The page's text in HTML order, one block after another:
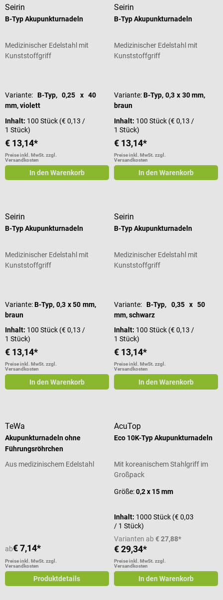
Seirin
B-Typ Akupunkturnadeln
Medizinischer Edelstahl mit
Kunststoffgriff
Variante: B-Typ, 0,25 x 40
mm, violett
Inhalt: 100 Stück (€ 0,13 /
1 Stück)
€ 13,14*
Preise inkl. MwSt. zzgl.
Versandkosten
In den Warenkorb
Seirin
B-Typ Akupunkturnadeln
Medizinischer Edelstahl mit
Kunststoffgriff
Variante:B-Typ, 0,3 x 30 mm,
braun
Inhalt: 100 Stück (€ 0,13 /
1 Stück)
€ 13,14*
Preise inkl. MwSt. zzgl.
Versandkosten
In den Warenkorb
Seirin
B-Typ Akupunkturnadeln
Medizinischer Edelstahl mit
Kunststoffgriff
Variante:B-Typ, 0,3 x 50 mm,
braun
Inhalt: 100 Stück (€ 0,13 /
1 Stück)
€ 13,14*
Preise inkl. MwSt. zzgl.
Versandkosten
In den Warenkorb
Seirin
B-Typ Akupunkturnadeln
Medizinischer Edelstahl mit
Kunststoffgriff
Variante:B-Typ, 0,35 x 50
mm, schwarz
Inhalt: 100 Stück (€ 0,13 /
1 Stück)
€ 13,14*
Preise inkl. MwSt. zzgl.
Versandkosten
In den Warenkorb
TeWa
Akupunkturnadeln ohne
Führungsröhrchen
Aus medizinischem Edelstahl
Durchschnittliche Bewertung von 5 von 5 Sternen
ab€ 7,14*
Preise inkl. MwSt. zzgl.
Versandkosten
Produktdetails
AcuTop
Eco 10K-Typ Akupunkturnadeln
Mit koreanischem Stahlgriff im
Großpack
Größe:0,2 x 15 mm
Inhalt: 1000 Stück (€ 0,03
/ 1 Stück)
Varianten ab € 27,88*
€ 29,34*
Preise inkl. MwSt. zzgl.
Versandkosten
In den Warenkorb